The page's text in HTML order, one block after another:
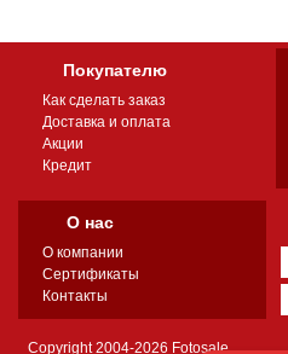
Покупателю
Как сделать заказ
Доставка и оплата
Акции
Кредит
О нас
О компании
Сертификаты
Контакты
Copyright 2004-2026 Fotosale